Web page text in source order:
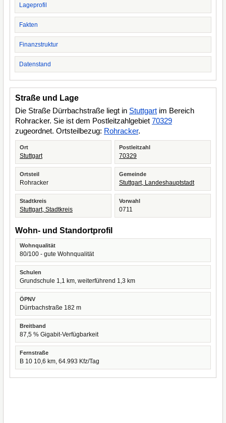
Lageprofil
Fakten
Finanzstruktur
Datenstand
Straße und Lage
Die Straße Dürrbachstraße liegt in Stuttgart im Bereich
Rohracker. Sie ist dem Postleitzahlgebiet 70329
zugeordnet. Ortsteilbezug: Rohracker.
Ort
Stuttgart
Postleitzahl
70329
Ortsteil
Rohracker
Gemeinde
Stuttgart, Landeshauptstadt
Stadtkreis
Stuttgart, Stadtkreis
Vorwahl
0711
Wohn- und Standortprofil
Wohnqualität
80/100 - gute Wohnqualität
Schulen
Grundschule 1,1 km, weiterführend 1,3 km
ÖPNV
Dürrbachstraße 182 m
Breitband
87,5 % Gigabit-Verfügbarkeit
Fernstraße
B 10 10,6 km, 64.993 Kfz/Tag